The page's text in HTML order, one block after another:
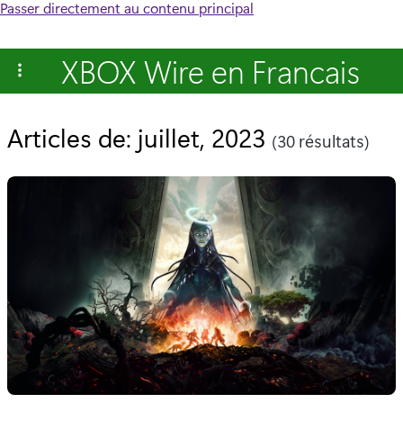
Passer directement au contenu principal
XBOX Wire en Francais
Articles de: juillet, 2023 (30 résultats)